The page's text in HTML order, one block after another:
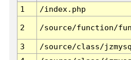
1
/index.php
2 /source/function/
3 /source/class/